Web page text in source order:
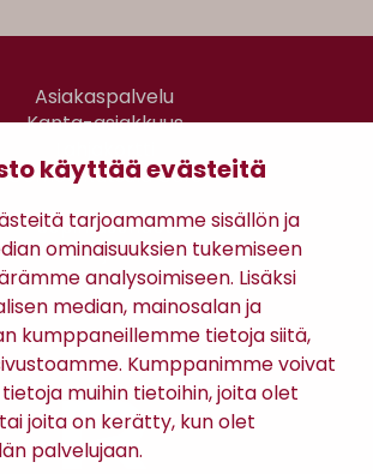
käyttää evästeitä
tarjoamamme sisällön ja
ominaisuuksien tukemiseen
analysoimiseen. Lisäksi
median, mainosalan ja
kumppaneillemme tietoja siitä,
Kumppanimme voivat
muihin tietoihin, joita olet
joita on kerätty, kun olet
palvelujaan.
Asiakaspalvelu
Kanta-asiakkuus
Gomee Ratsula Café
Sopimusehdot
Tietosuojaseloste
Maksutavat